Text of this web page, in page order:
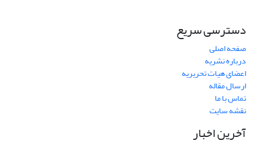
دسترسی سریع
صفحه اصلی
درباره نشریه
اعضای هیات تحریریه
ارسال مقاله
تماس با ما
نقشه سایت
آخرین اخبار